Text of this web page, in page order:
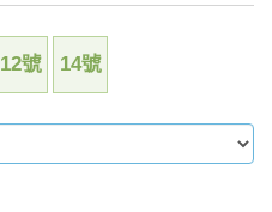
12號 14號